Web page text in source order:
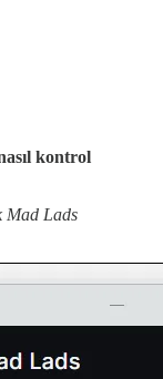
kontrol
Mad Lads